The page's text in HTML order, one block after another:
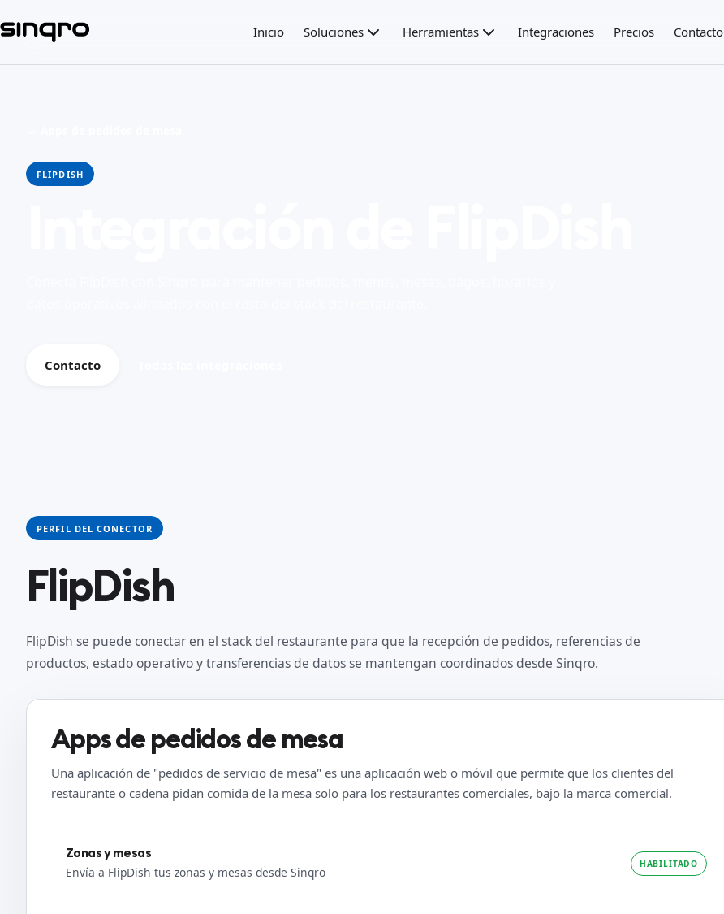
Inicio Soluciones Herramientas Integraciones Precios Contacto
FLIPDISH
Contacto
PERFIL DEL CONECTOR
FlipDish
FlipDish se puede conectar en el stack del restaurante para que la recepción de pedidos, referencias de
productos, estado operativo y transferencias de datos se mantengan coordinados desde Sinqro.
Apps de pedidos de mesa
Una aplicación de "pedidos de servicio de mesa" es una aplicación web o móvil que permite que los clientes del
restaurante o cadena pidan comida de la mesa solo para los restaurantes comerciales, bajo la marca comercial.
Zonas y mesas
Envía a FlipDish tus zonas y mesas desde Sinqro
HABILITADO